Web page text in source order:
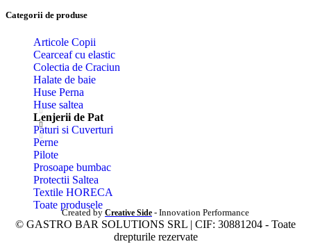
Categorii de produse
Articole Copii
Cearceaf cu elastic
Colectia de Craciun
Halate de baie
Huse Perna
Huse saltea
Lenjerii de Pat
Paturi si Cuverturi
Perne
Pilote
Prosoape bumbac
Protectii Saltea
Textile HORECA
Toate produsele
Created by Creative Side - Innovation Performance
© GASTRO BAR SOLUTIONS SRL | CIF: 30881204 - Toate
drepturile rezervate